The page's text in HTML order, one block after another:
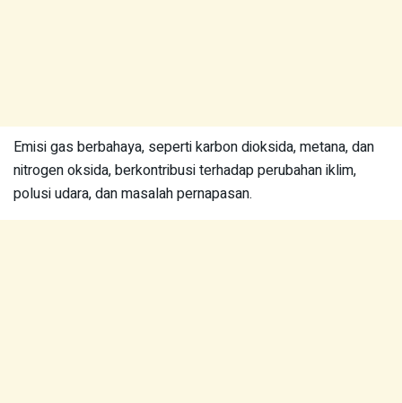
Emisi gas berbahaya, seperti karbon dioksida, metana, dan
nitrogen oksida, berkontribusi terhadap perubahan iklim,
polusi udara, dan masalah pernapasan.